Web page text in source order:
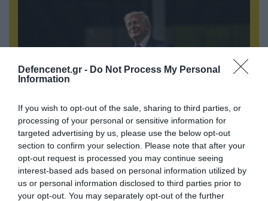
Defencenet.gr - Do Not Process My Personal
Information
If you wish to opt-out of the sale, sharing to third parties, or
processing of your personal or sensitive information for
targeted advertising by us, please use the below opt-out
section to confirm your selection. Please note that after your
opt-out request is processed you may continue seeing
interest-based ads based on personal information utilized by
us or personal information disclosed to third parties prior to
your opt-out. You may separately opt-out of the further
06.08.2026 | 21:02
Τελεσίγραφο του Ιράν στις χώρες του Κόλπου:
«Σταματήστε τον Τραμπ αλλιώς θα σας
χτυπήσουμε σκληρά»